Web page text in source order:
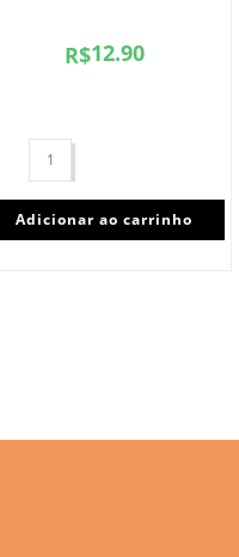
R$12.90
Adicionar ao carrinho